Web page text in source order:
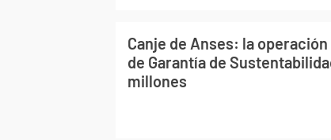
Canje de Anses: la
de Garantía de
millones